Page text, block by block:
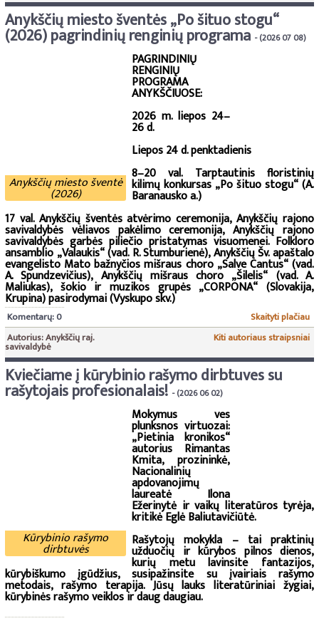
Anykščių miesto šventės „Po šituo stogu“
(2026) pagrindinių renginių programa - (2026 07 08)
Anykščių miesto šventė
(2026)
PAGRINDINIŲ
RENGINIŲ
PROGRAMA
ANYKŠČIUOSE:
2026 m. liepos 24–
26 d.
Liepos 24 d. penktadienis
8–20 val. Tarptautinis floristinių
kilimų konkursas „Po šituo stogu“ (A.
Baranausko a.)
17 val. Anykščių šventės atvėrimo ceremonija, Anykščių rajono
savivaldybės vėliavos pakėlimo ceremonija, Anykščių rajono
savivaldybės garbės piliečio pristatymas visuomenei. Folkloro
ansamblio „Valaukis“ (vad. R. Stumburienė), Anykščių Šv. apaštalo
evangelisto Mato bažnyčios mišraus choro „Salve Cantus“ (vad.
A. Spundzevičius), Anykščių mišraus choro „Šilelis“ (vad. A.
Maliukas), šokio ir muzikos grupės „CORPONA“ (Slovakija,
Krupina) pasirodymai (Vyskupo skv.)
Skaityti plačiau
Komentarų: 0
Kiti autoriaus straipsniai
Autorius: Anykščių raj.
savivaldybė
Kviečiame į kūrybinio rašymo dirbtuves su
rašytojais profesionalais!- (2026 06 02)
Kūrybinio rašymo
dirbtuvės
Mokymus ves
plunksnos virtuozai:
„Pietinia kronikos“
autorius Rimantas
Kmita, prozininkė,
Nacionalinių
apdovanojimų
laureatė Ilona
Ežerinytė ir vaikų literatūros tyrėja,
kritikė Eglė Baliutavičiūtė.
Rašytojų mokykla – tai praktinių
užduočių ir kūrybos pilnos dienos,
kurių metu lavinsite fantazijos,
kūrybiškumo įgūdžius, susipažinsite su įvairiais rašymo
metodais, rašymo terapija. Jūsų lauks literatūriniai žygiai,
kūrybinės rašymo veiklos ir daug daugiau.